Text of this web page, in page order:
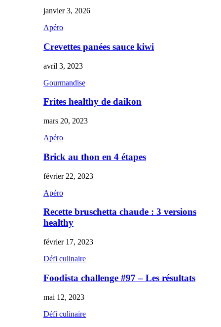
janvier 3, 2026
Apéro
Crevettes panées sauce kiwi
avril 3, 2023
Gourmandise
Frites healthy de daikon
mars 20, 2023
Apéro
Brick au thon en 4 étapes
février 22, 2023
Apéro
Recette bruschetta chaude : 3 versions
healthy
février 17, 2023
Défi culinaire
Foodista challenge #97 – Les résultats
mai 12, 2023
Défi culinaire